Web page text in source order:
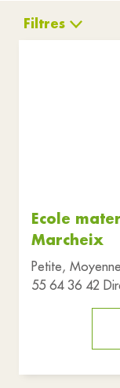
Filtres
Ecole
Marcheix
Petite,
55 64 36 42